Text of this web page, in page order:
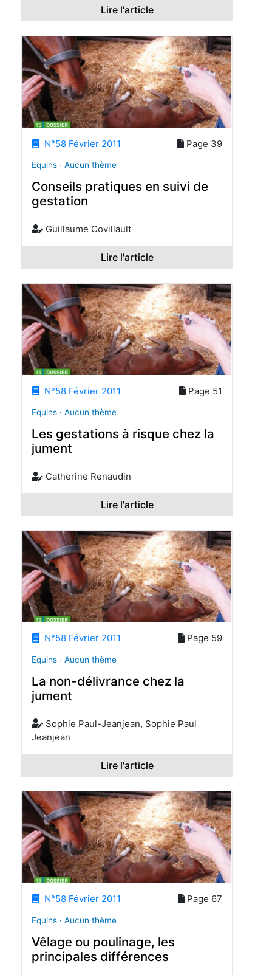
Lire l'article
N°58 Février 2011 Page 39
Equins · Aucun thème
Conseils pratiques en suivi de
gestation
Guillaume Covillault
Lire l'article
N°58 Février 2011 Page 51
Equins · Aucun thème
Les gestations à risque chez la
jument
Catherine Renaudin
Lire l'article
N°58 Février 2011 Page 59
Equins · Aucun thème
La non-délivrance chez la
jument
Sophie Paul-Jeanjean, Sophie Paul
Jeanjean
Lire l'article
N°58 Février 2011 Page 67
Equins · Aucun thème
Vêlage ou poulinage, les
principales différences